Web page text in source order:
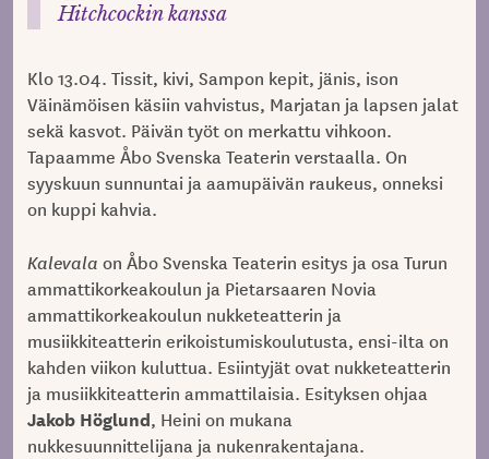
Hitchcockin kanssa
Klo 13.04. Tissit, kivi, Sampon kepit, jänis, ison
Väinämöisen käsiin vahvistus, Marjatan ja lapsen jalat
sekä kasvot. Päivän työt on merkattu vihkoon.
Tapaamme Åbo Svenska Teaterin verstaalla. On
syyskuun sunnuntai ja aamupäivän raukeus, onneksi
on kuppi kahvia.
Kalevala on Åbo Svenska Teaterin esitys ja osa Turun
ammattikorkeakoulun ja Pietarsaaren Novia
ammattikorkeakoulun nukketeatterin ja
musiikkiteatterin erikoistumiskoulutusta, ensi-ilta on
kahden viikon kuluttua. Esiintyjät ovat nukketeatterin
ja musiikkiteatterin ammattilaisia. Esityksen ohjaa
Jakob Höglund, Heini on mukana
nukkesuunnittelijana ja nukenrakentajana.